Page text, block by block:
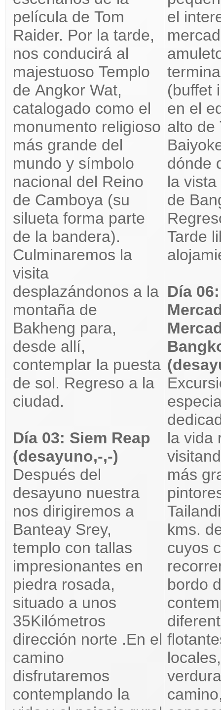
película de Tom
Raider. Por la tarde,
nos conducirá al
majestuoso Templo
de Angkor Wat,
catalogado como el
monumento religioso
más grande del
mundo y símbolo
nacional del Reino
de Camboya (su
silueta forma parte
de la bandera).
Culminaremos la
visita
desplazándonos a la
montaña de
Bakheng para,
desde allí,
contemplar la puesta
de sol. Regreso a la
ciudad.
Día 03: Siem Reap
(desayuno,-,-)
Después del
desayuno nuestra
nos dirigiremos a
Banteay Srey,
templo con tallas
impresionantes en
piedra rosada,
situado a unos
35Kilómetros
dirección norte .En el
camino
disfrutaremos
contemplando la
el
(buffet
en el
alto de
dónde
la
de
Tarde
Día
la vida
más
kms.
cuyos
bordo